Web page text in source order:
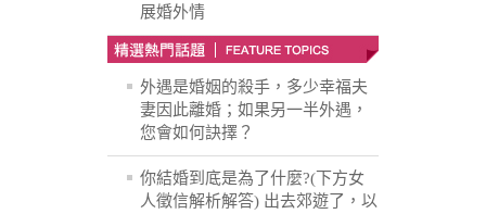
展婚外情
外遇是婚姻的殺手，多少幸福夫
妻因此離婚；如果另一半外遇，
您會如何訣擇？
你結婚到底是為了什麼?(下方女
人徵信解析解答) 出去郊遊了，以